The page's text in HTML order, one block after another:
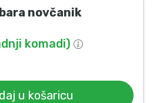
novčanik
komadi)
u košaricu